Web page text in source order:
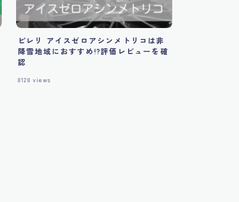
ピレリ アイスゼロアシンメトリコは非
降雪地域におすすめ!?評価レビューを確
認
8128 views